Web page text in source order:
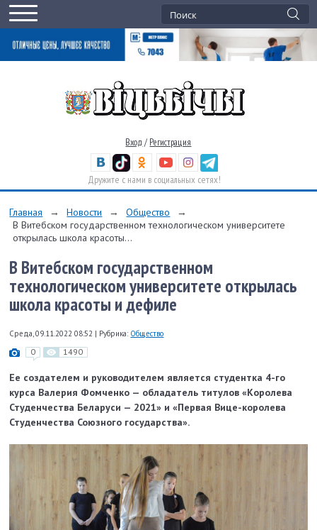
Вход / Регистрация
Дружите с нами в социальных сетях!
Главная → Новости → Общество
→
В Витебском государственном технологическом университете
открылась школа красоты...
В Витебском государственном
технологическом университете открылась
школа красоты и дефиле
Среда, 09.11.2022 08:52 | Рубрика: Общество
0 1490
Ее создателем и руководителем является студентка 4-го
курса Валерия Фомченко — обладатель титулов «Королева
Студенчества Беларуси — 2021» и «Первая Вице-королева
Студенчества Союзного государства».